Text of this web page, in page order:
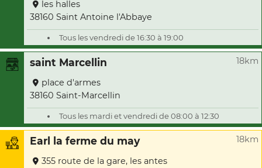
les halles
38160 Saint Antoine l'Abbaye
Tous les vendredi de 16:30 à 19:00
saint Marcellin 18km
place d'armes
38160 Saint-Marcellin
Tous les mardi et vendredi de 08:00 à 12:30
Earl la ferme du may 18km
355 route de la gare, les antes